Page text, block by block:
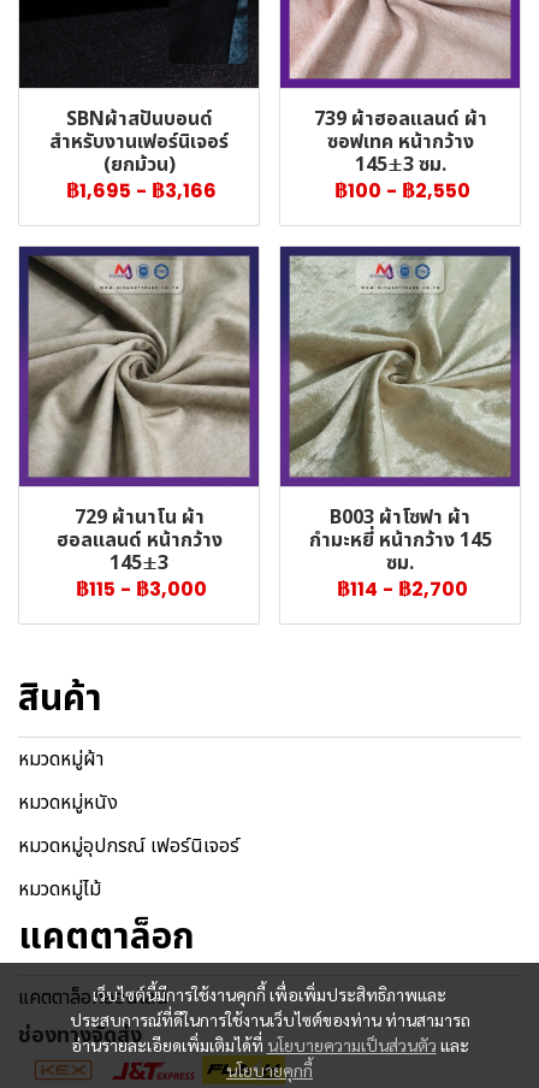
SBNผ้าสปันบอนด์
สำหรับงานเฟอร์นิเจอร์
(ยกม้วน)
฿1,695 - ฿3,166
739 ผ้าฮอลแลนด์ ผ้า
ซอฟเทค หน้ากว้าง
145±3 ซม.
฿100 - ฿2,550
729 ผ้านาโน ผ้า
ฮอลแลนด์ หน้ากว้าง
145±3
฿115 - ฿3,000
B003 ผ้าโซฟา ผ้า
กำมะหยี่ หน้ากว้าง 145
ซม.
฿114 - ฿2,700
เว็บไซต์นี้มีการใช้งานคุกกี้ เพื่อเพิ่มประสิทธิภาพและ
ประสบการณ์ที่ดีในการใช้งานเว็บไซต์ของท่าน ท่านสามารถ
อ่านรายละเอียดเพิ่มเติมได้ที่ นโยบายความเป็นส่วนตัว และ
นโยบายคุกกี้
สินค้า
หมวดหมู่ผ้า
หมวดหมู่หนัง
หมวดหมู่อุปกรณ์ เฟอร์นิเจอร์
หมวดหมู่ไม้
แคตตาล็อก
แคตตาล็อกออนไลน์
ช่องทางจัดส่ง